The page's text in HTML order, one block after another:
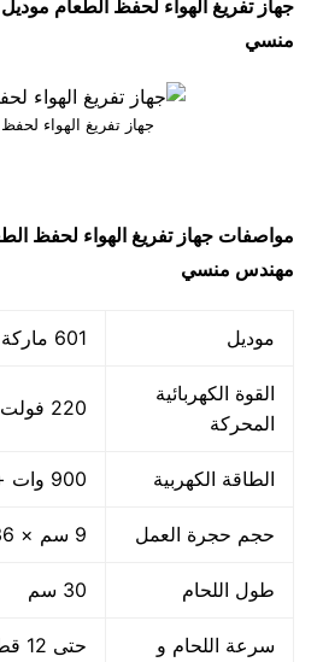
منسي
جهاز تفريغ الهواء
مواصفات جهاز تفريغ الهواء لحفظ
مهندس منسي
موديل 601 ماركة مهندس منسي
القوة الكهربائية
المحركة
220 فولت
الطاقة الكهربية 900 وات +800 واط لحام
حجم حجرة العمل 9 سم × 36 سم × 32 سم
طول اللحام 30 سم
سرعة اللحام و